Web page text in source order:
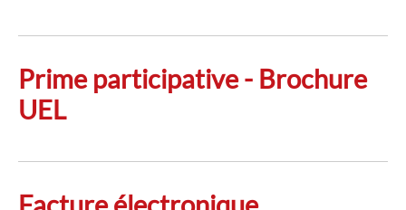
Prime participative - Brochure
UEL